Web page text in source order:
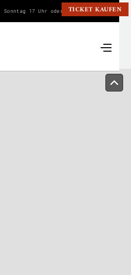
17 Uhr oder wie angegeben.
TICKET KAUFEN